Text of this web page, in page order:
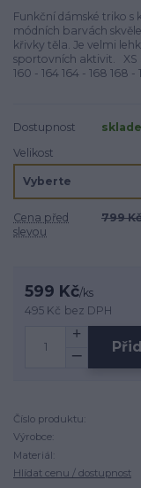
Funkční dámské triko
módních barvách
křivky těla. Je velmi
sportovních aktivit. XS
160 - 164 164 - 168 168 -
Dostupnost
Velikost
Cena před
slevou
799 Kč
599 Kč/ks
495 Kč bez DPH
Číslo produktu:
Výrobce:
Materiál:
Hlídat cenu / dostupnost